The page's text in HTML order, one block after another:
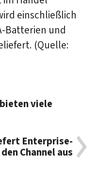
einschließlich
Batterien und
(Quelle:
viele
Enterprise-
Channel aus